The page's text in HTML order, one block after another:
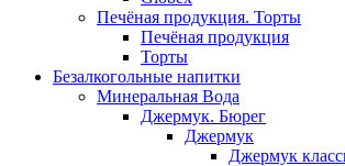
Печёная продукция. Торты
Печёная продукция
Торты
Безалкогольные напитки
Минеральная Вода
Джермук. Бюрег
Джермук
Джермук